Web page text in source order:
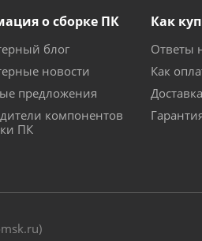
о сборке ПК
блог
новости
предложения
компонентов
ПК
Как
Ответы
Как